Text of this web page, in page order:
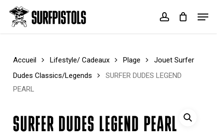
main
account
Cart Close
Accueil Lifestyle/ Cadeaux Plage
Jouet Surfer
Dudes Classics/Legends
SURFER DUDES LEGEND
PEARL
SURFER DUDES LEGEND PEARL